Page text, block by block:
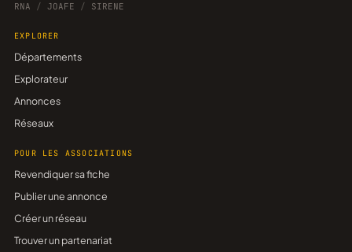
RNA / JOAFE / SIRENE
EXPLORER
Départements
Explorateur
Annonces
Réseaux
POUR LES ASSOCIATIONS
Revendiquer sa fiche
Publier une annonce
Créer un réseau
Trouver un partenariat